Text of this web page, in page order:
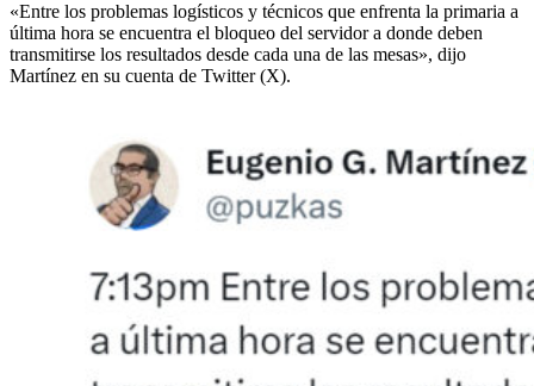
«Entre los problemas logísticos y técnicos que enfrenta la primaria a
última hora se encuentra el bloqueo del servidor a donde deben
transmitirse los resultados desde cada una de las mesas», dijo
Martínez en su cuenta de Twitter (X).